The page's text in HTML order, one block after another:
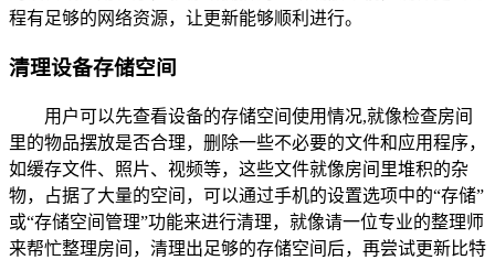
程有足够的网络资源，让更新能够顺利进行。
清理设备存储空间
用户可以先查看设备的存储空间使用情况,就像检查房间
里的物品摆放是否合理，删除一些不必要的文件和应用程序，
如缓存文件、照片、视频等，这些文件就像房间里堆积的杂
物，占据了大量的空间，可以通过手机的设置选项中的“存储”
或“存储空间管理”功能来进行清理，就像请一位专业的整理师
来帮忙整理房间，清理出足够的存储空间后，再尝试更新比特